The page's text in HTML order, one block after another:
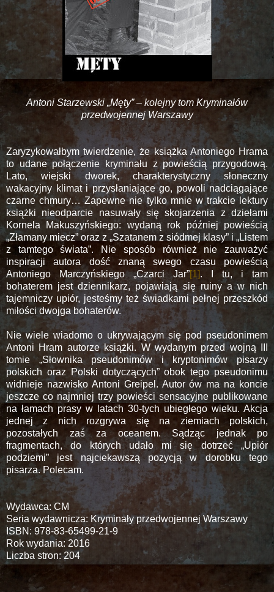
Antoni Starzewski „Męty” – kolejny tom Kryminałów
przedwojennej Warszawy
Zaryzykowałbym twierdzenie, że książka Antoniego Hrama
to udane połączenie kryminału z powieścią przygodową.
Lato, wiejski dworek, charakterystyczny słoneczny
wakacyjny klimat i przysłaniające go, powoli nadciągające
czarne chmury… Zapewne nie tylko mnie w trakcie lektury
książki nieodparcie nasuwały się skojarzenia z dziełami
Kornela Makuszyńskiego: wydaną rok później powieścią
„Złamany miecz” oraz z „Szatanem z siódmej klasy” i „Listem
z tamtego świata”. Nie sposób również nie zauważyć
inspiracji autora dość znaną swego czasu powieścią
Antoniego Marczyńskiego „Czarci Jar”[1]. I tu, i tam
bohaterem jest dziennikarz, pojawiają się ruiny a w nich
tajemniczy upiór, jesteśmy też świadkami pełnej przeszkód
miłości dwojga bohaterów.
Nie wiele wiadomo o ukrywającym się pod pseudonimem
Antoni Hram autorze książki. W wydanym przed wojną III
tomie „Słownika pseudonimów i kryptonimów pisarzy
polskich oraz Polski dotyczących” obok tego pseudonimu
widnieje nazwisko Antoni Greipel. Autor ów ma na koncie
jeszcze co najmniej trzy powieści sensacyjne publikowane
na łamach prasy w latach 30-tych ubiegłego wieku. Akcja
jednej z nich rozgrywa się na ziemiach polskich,
pozostałych zaś za oceanem. Sądząc jednak po
fragmentach, do których udało mi się dotrzeć „Upiór
podziemi” jest najciekawszą pozycją w dorobku tego
pisarza. Polecam.
Wydawca: CM
Seria wydawnicza: Kryminały przedwojennej Warszawy
ISBN: 978-83-65499-21-9
Rok wydania: 2016
Liczba stron: 204